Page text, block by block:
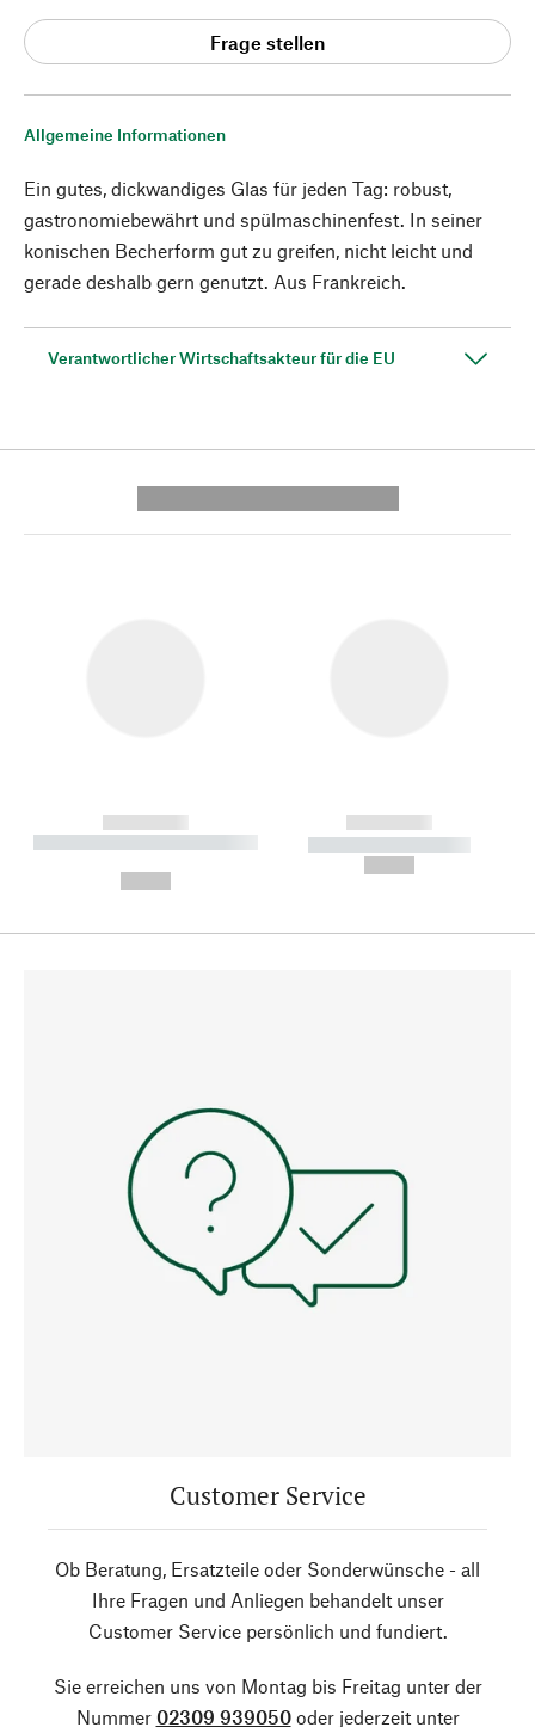
Allgemeine Informationen
Ein gutes, dickwandiges Glas für jeden Tag: robust,
gastronomiebewährt und spülmaschinenfest. In seiner
konischen Becherform gut zu greifen, nicht leicht und
gerade deshalb gern genutzt. Aus Frankreich.
Verantwortlicher Wirtschaftsakteur für die EU
Frage stellen
------------
----------- ----------- --------
------------
----------- -----------
Customer Service
Ob Beratung, Ersatzteile oder Sonderwünsche - all
Ihre Fragen und Anliegen behandelt unser
Customer Service persönlich und fundiert.
Sie erreichen uns von Montag bis Freitag unter der
Nummer 02309 939050oder jederzeit unter